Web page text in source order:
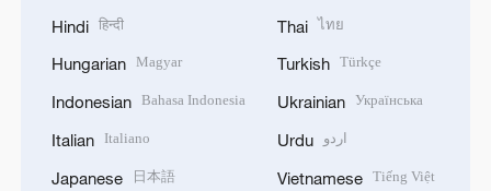
Hindi हिन्दी
Hungarian Magyar
Indonesian Bahasa Indonesia
Italian Italiano
Japanese 日本語
Thai ไทย
Turkish Türkçe
Ukrainian Українська
Urdu اردو
Vietnamese Tiếng Việt